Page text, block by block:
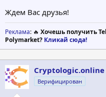
Ждем Вас друзья!
Реклама: 🔥 Хочешь получить
Polymarket? Кликай сюда!
Cryptologic.online
Верифицирован